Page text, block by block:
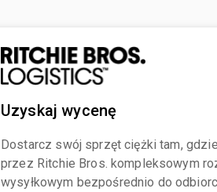
Uzyskaj wycenę
Dostarcz swój sprzęt ciężki tam,
przez Ritchie Bros. kompleksowym
wysyłkowym bezpośrednio do